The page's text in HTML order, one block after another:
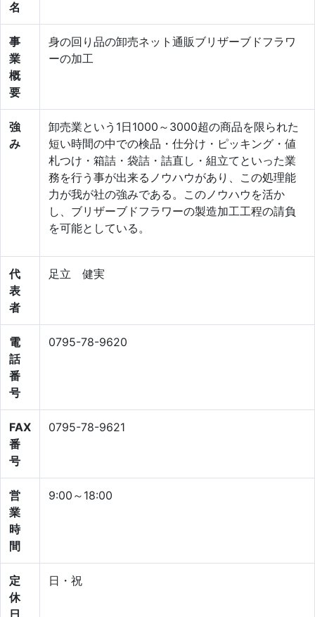
名
事
業
概
要
身の回り品の卸売ネット通販ブリザーブドフラワ
ーの加工
強
み
卸売業という1日1000～3000超の商品を限られた
短い時間の中での検品・仕分け・ピッキング・値
札つけ・箱詰・袋詰・詰直し・組立てといった業
務を行う事が出来るノウハウがあり、この処理能
力が我が社の強みである。このノウハウを活か
し、ブリザーブドフラワーの製造加工工程の請負
を可能としている。
代
表
者
足立 健実
電
話
番
号
0795-78-9620
FAX
番
号
0795-78-9621
営
業
時
間
9:00～18:00
定
休
日
日・祝